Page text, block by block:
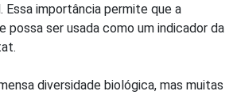
Essa importância permite que a
possa ser usada como um indicador da
diversidade biológica, mas muitas